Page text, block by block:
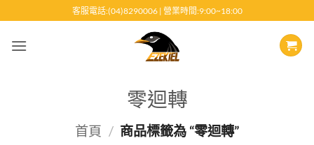
至
客服電話:(04)8290006 | 營業時間:9:00~18:00
零迴轉
首頁 / 商品標籤為 “零迴轉”